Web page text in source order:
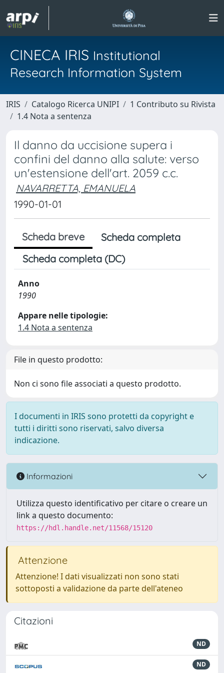
CINECA IRIS Institutional
Research Information System
IRIS Catalogo Ricerca UNIPI
1 Contributo su Rivista
1.4 Nota a sentenza
Il danno da uccisione supera i
confini del danno alla salute: verso
un'estensione dell'art. 2059 c.c.
NAVARRETTA, EMANUELA
1990-01-01
Scheda breve
Scheda completa
Scheda completa (DC)
Anno
1990
Appare nelle tipologie:
1.4 Nota a sentenza
File in questo prodotto:
Non ci sono file associati a questo prodotto.
I documenti in IRIS sono protetti da copyright e
tutti i diritti sono riservati, salvo diversa
indicazione.
Informazioni
Utilizza questo identificativo per citare o creare un
link a questo documento:
https://hdl.handle.net/11568/15120
Attenzione
Attenzione! I dati visualizzati non sono stati
sottoposti a validazione da parte dell'ateneo
Citazioni
ND
ND